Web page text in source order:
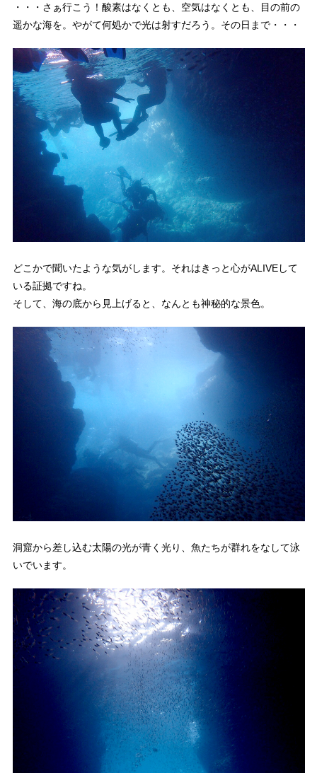
・・・さぁ行こう！酸素はなくとも、空気はなくとも、目の前の
遥かな海を。やがて何処かで光は射すだろう。その日まで・・・
どこかで聞いたような気がします。それはきっと心がALIVEして
いる証拠ですね。
そして、海の底から見上げると、なんとも神秘的な景色。
洞窟から差し込む太陽の光が青く光り、魚たちが群れをなして泳
いでいます。